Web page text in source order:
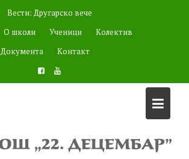
Вести: Другарско вече
О школи Ученици
Колектив
Документа
Контакт